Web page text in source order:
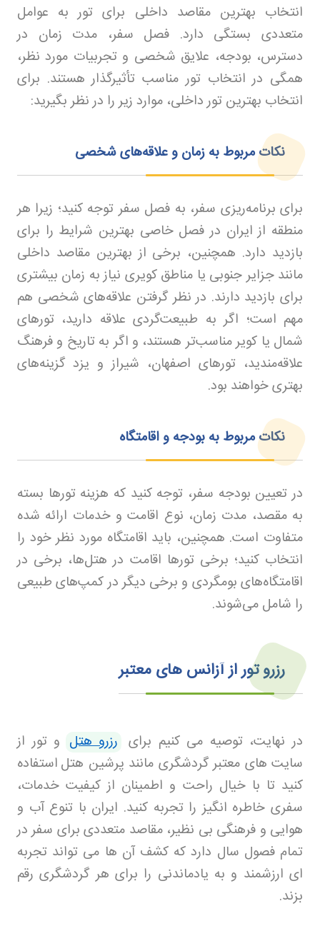
انتخاب بهترین مقاصد داخلی برای تور به عوامل
متعددی بستگی دارد. فصل سفر، مدت زمان در
دسترس، بودجه، علایق شخصی و تجربیات مورد نظر،
همگی در انتخاب تور مناسب تأثیرگذار هستند. برای
انتخاب بهترین تور داخلی، موارد زیر را در نظر بگیرید:
نکات مربوط به زمان و علاقه‌های شخصی
برای برنامه‌ریزی سفر، به فصل سفر توجه کنید؛ زیرا هر
منطقه از ایران در فصل خاصی بهترین شرایط را برای
بازدید دارد. همچنین، برخی از بهترین مقاصد داخلی
مانند جزایر جنوبی یا مناطق کویری نیاز به زمان بیشتری
برای بازدید دارند. در نظر گرفتن علاقه‌های شخصی هم
مهم است؛ اگر به طبیعت‌گردی علاقه دارید، تورهای
شمال یا کویر مناسب‌تر هستند، و اگر به تاریخ و فرهنگ
علاقه‌مندید، تورهای اصفهان، شیراز و یزد گزینه‌های
بهتری خواهند بود.
نکات مربوط به بودجه و اقامتگاه
در تعیین بودجه سفر، توجه کنید که هزینه تورها بسته
به مقصد، مدت زمان، نوع اقامت و خدمات ارائه شده
متفاوت است. همچنین، باید اقامتگاه مورد نظر خود را
انتخاب کنید؛ برخی تورها اقامت در هتل‌ها، برخی در
اقامتگاه‌های بومگردی و برخی دیگر در کمپ‌های طبیعی
را شامل می‌شوند.
رزرو تور از آزانس های معتبر
در نهایت، توصیه می کنیم برای رزرو هتل و تور از
سایت های معتبر گردشگری مانند پرشین هتلاستفاده
کنید تا با خیال راحت و اطمینان از کیفیت خدمات،
سفری خاطره انگیز را تجربه کنید. ایران با تنوع آب و
هوایی و فرهنگی بی نظیر، مقاصد متعددی برای سفر در
تمام فصول سال دارد که کشف آن ها می تواند تجربه
ای ارزشمند و به یادماندنی را برای هر گردشگری رقم
بزند.